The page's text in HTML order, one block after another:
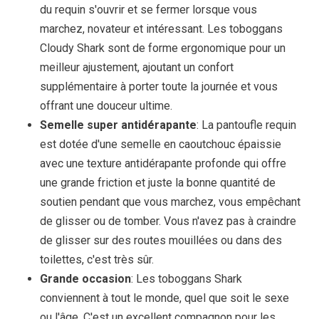
du requin s'ouvrir et se fermer lorsque vous
marchez, novateur et intéressant. Les toboggans
Cloudy Shark sont de forme ergonomique pour un
meilleur ajustement, ajoutant un confort
supplémentaire à porter toute la journée et vous
offrant une douceur ultime.
Semelle super antidérapante: La pantoufle requin
est dotée d'une semelle en caoutchouc épaissie
avec une texture antidérapante profonde qui offre
une grande friction et juste la bonne quantité de
soutien pendant que vous marchez, vous empêchant
de glisser ou de tomber. Vous n'avez pas à craindre
de glisser sur des routes mouillées ou dans des
toilettes, c'est très sûr.
Grande occasion: Les toboggans Shark
conviennent à tout le monde, quel que soit le sexe